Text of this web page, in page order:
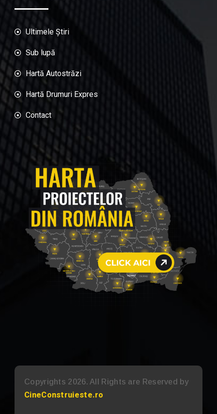
Ultimele Știri
Sub lupă
Hartă Autostrăzi
Hartă Drumuri Expres
Contact
Copyrights 2026. All Rights are Reserved by
CineConstruieste.ro